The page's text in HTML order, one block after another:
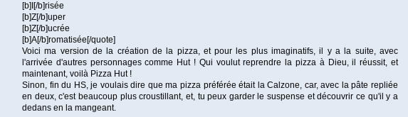
[b]I[/b]risée
[b]Z[/b]uper
[b]Z[/b]ucrée
[b]A[/b]romatisée[/quote]
Voici ma version de la création de la pizza, et pour les plus imaginatifs, il y a la suite, avec
l'arrivée d'autres personnages comme Hut ! Qui voulut reprendre la pizza à Dieu, il réussit, et
maintenant, voilà Pizza Hut !
Sinon, fin du HS, je voulais dire que ma pizza préférée était la Calzone, car, avec la pâte repliée
en deux, c'est beaucoup plus croustillant, et, tu peux garder le suspense et découvrir ce qu'il y a
dedans en la mangeant.